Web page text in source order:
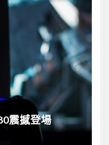
震撼登場